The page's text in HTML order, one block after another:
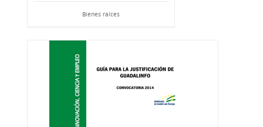
Bienes raíces